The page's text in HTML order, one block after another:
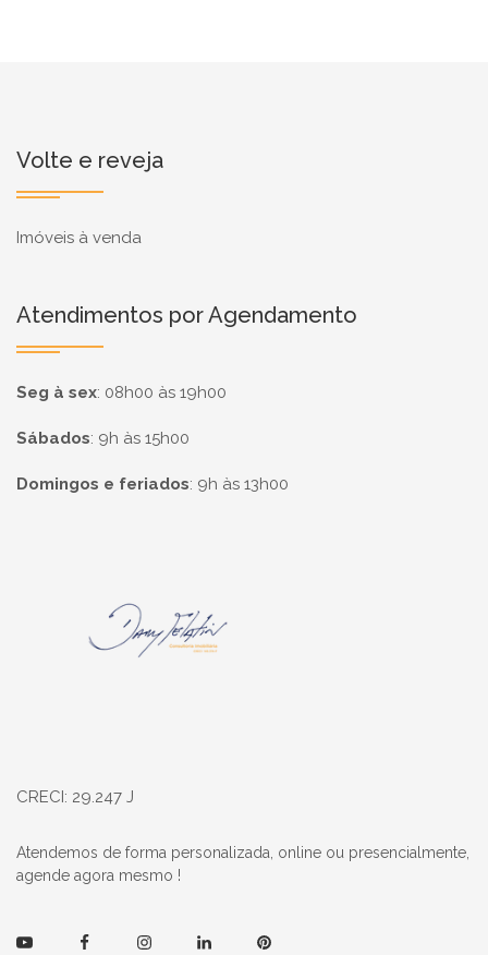
Volte e reveja
Imóveis à venda
Atendimentos por Agendamento
Seg à sex: 08h00 às 19h00
Sábados: 9h às 15h00
Domingos e feriados: 9h às 13h00
CRECI: 29.247 J
Atendemos de forma personalizada, online ou presencialmente,
agende agora mesmo !
YoutubeFacebookInstagramLinkedinPinterest